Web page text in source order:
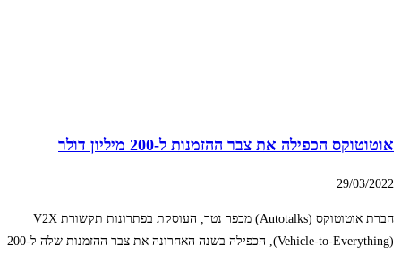
אוטוטוקס הכפילה את צבר ההזמנות ל-200 מיליון דולר
29/03/2022
חברת אוטוטוקס (Autotalks) מכפר נטר, העוסקת בפתרונות תקשורת V2X
(Vehicle-to-Everything), הכפילה בשנה האחרונה את צבר ההזמנות שלה ל-200